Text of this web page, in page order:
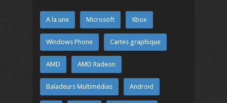
A la une Microsoft Xbox
Windows Phone Cartes graphique
AMD AMD Radeon
Baladeurs Multimédias Android